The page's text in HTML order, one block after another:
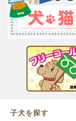
子犬を探す